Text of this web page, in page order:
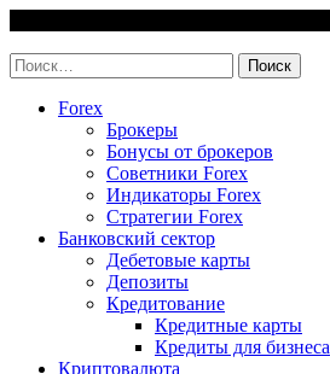
content
Найти:
Forex
Брокеры
Бонусы от брокеров
Советники Forex
Индикаторы Forex
Стратегии Forex
Банковский сектор
Дебетовые карты
Депозиты
Кредитование
Кредитные карты
Кредиты для бизнеса
Криптовалюта